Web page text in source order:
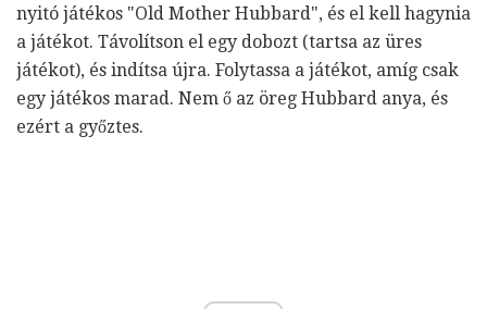
nyitó játékos "Old Mother Hubbard", és el kell hagynia
a játékot. Távolítson el egy dobozt (tartsa az üres
játékot), és indítsa újra. Folytassa a játékot, amíg csak
egy játékos marad. Nem ő az öreg Hubbard anya, és
ezért a győztes.